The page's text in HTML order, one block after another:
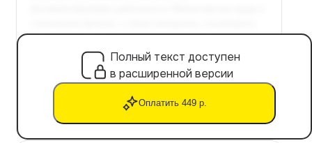
Полный текст доступен
в расширенной версии
Оплатить 449 р.